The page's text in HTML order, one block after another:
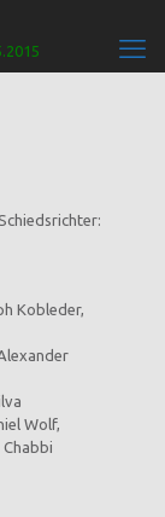
Kobleder,
Wolf,